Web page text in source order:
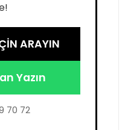
ARAYIN
Yazın
70 72